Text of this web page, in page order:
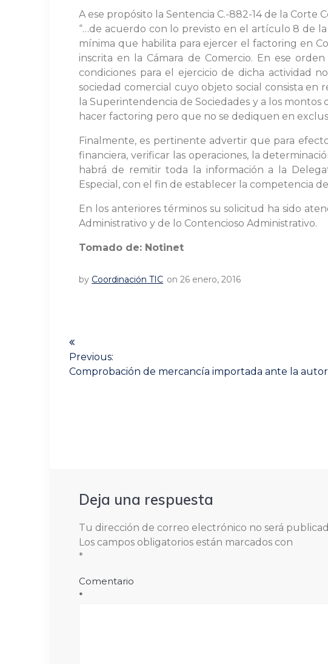
A ese propósito la Sentencia C.-882-14 de la Corte
“…de acuerdo con lo previsto en el artículo 8 de
mínima que habilita para ejercer el factoring en
inscrita en la Cámara de Comercio. En ese
condiciones para el ejercicio de dicha actividad
sociedad comercial cuyo objeto social consista en
la Superintendencia de Sociedades y a los
hacer factoring pero que no se dediquen en
Finalmente, es pertinente advertir que para
financiera, verificar las operaciones, la
habrá de remitir toda la información a la
Especial, con el fin de establecer la competencia
En los anteriores términos su solicitud ha sido
Administrativo y de lo Contencioso Administrativo.
Tomado de: Notinet
by Coordinación TIC on 26 enero, 2016
Navegación
dePrevious:
Previous
Comprobación de mercancía importada ante la
Deja una respuesta
Tu dirección de correo electrónico no será
Los campos obligatorios están marcados con
*
Comentario
*